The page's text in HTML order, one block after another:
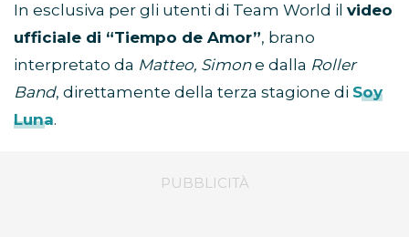
In esclusiva per gli utenti di Team World il video
ufficiale di “Tiempo de Amor”, brano
interpretato da Matteo, Simone dalla Roller
Band, direttamente della terza stagione di Soy
Luna.